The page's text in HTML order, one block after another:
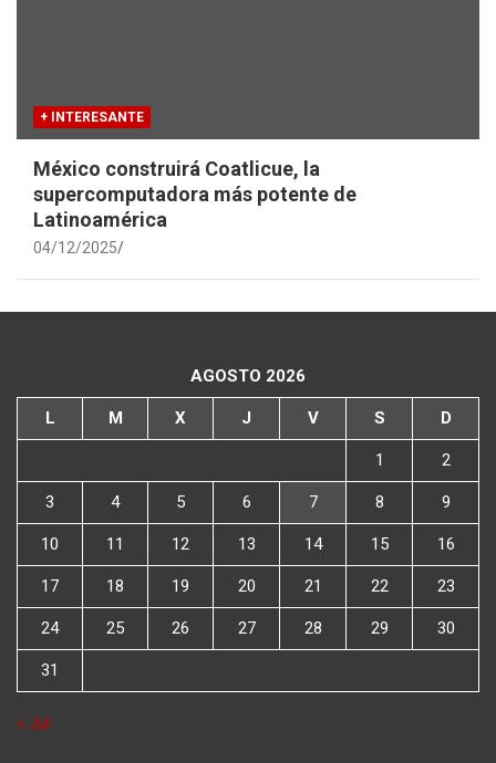
+ INTERESANTE
México construirá Coatlicue, la
supercomputadora más potente de
Latinoamérica
04/12/2025
AGOSTO 2026
L M X J V S D
1 2
3 4 5 6 7 8 9
10 11 12 13 14 15 16
17 18 19 20 21 22 23
24 25 26 27 28 29 30
31
« Jul